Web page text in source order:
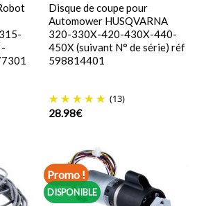
Disque de coupe pour
Automower HUSQVARNA
320-330X-420-430X-440-
450X (suivant N° de série) réf
598814401
(13)
28.98€
Promo !
DISPONIBLE